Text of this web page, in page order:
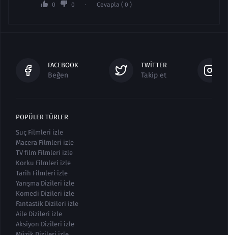
0 0 Cevapla ( 0 )
FACEBOOK
Beğen
TWITTER
Takip et
POPÜLER TÜRLER
Suç Filmleri izle
Macera Filmleri izle
TV film Filmleri izle
Korku Filmleri izle
Tarih Filmleri izle
Yarışma Dizileri izle
Komedi Dizileri izle
Fantastik Dizileri izle
Aile Dizileri izle
Aksiyon Dizileri izle